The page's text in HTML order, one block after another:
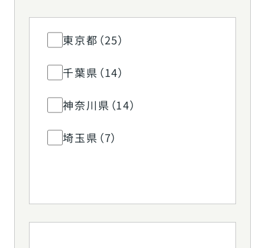
東京都（25）
千葉県（14）
神奈川県（14）
埼玉県（7）